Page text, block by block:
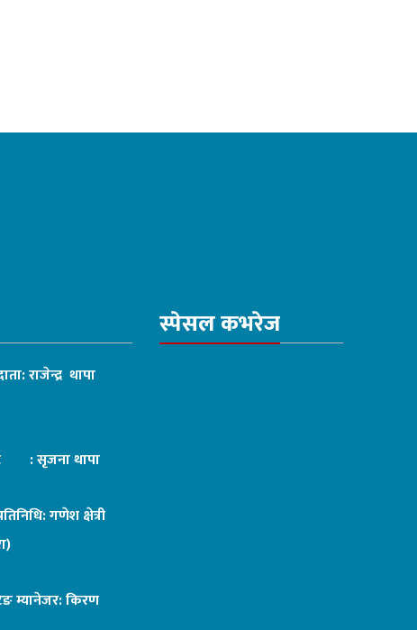
राजेन्द्र थापा
: सृजना थापा
गणेश क्षेत्री
म्यानेजर: किरण
स्पेसल कभरेज